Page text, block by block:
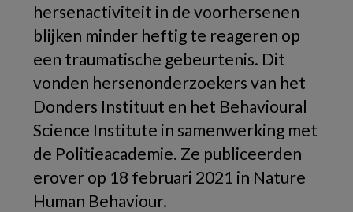
hersenactiviteit in de voorhersenen
blijken minder heftig te reageren op
een traumatische gebeurtenis. Dit
vonden hersenonderzoekers van het
Donders Instituut en het Behavioural
Science Institute in samenwerking met
de Politieacademie. Ze publiceerden
erover op 18 februari 2021 in Nature
Human Behaviour.